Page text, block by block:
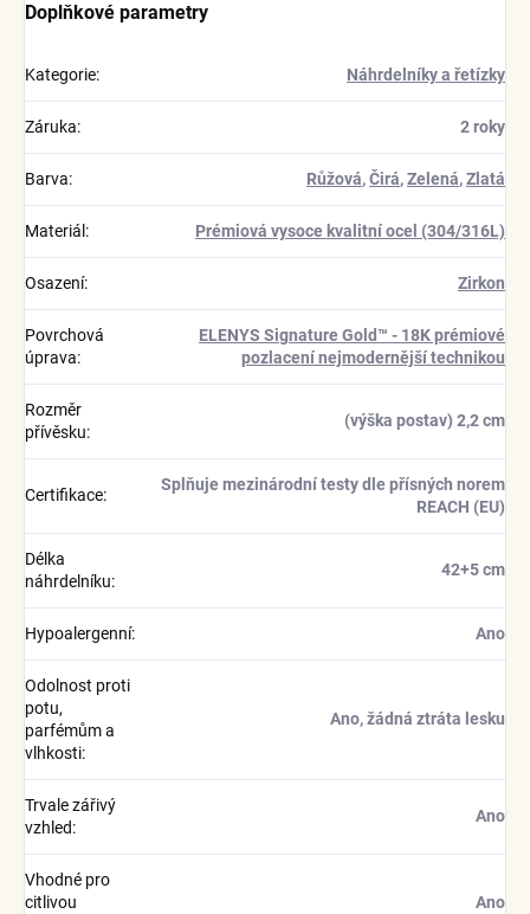
Doplňkové parametry
Kategorie: Náhrdelníky a řetízky
Záruka: 2 roky
Barva: Růžová,Čirá,Zelená,Zlatá
Materiál : Prémiová vysoce kvalitní ocel (304/316L)
Osazení: Zirkon
Povrchová
úprava:
ELENYS Signature Gold™ - 18K prémiové
pozlacení nejmodernější technikou
Rozměr
přívěsku:
(výška postav) 2,2 cm
Certifikace:
Splňuje mezinárodní testy dle přísných norem
REACH (EU)
Délka
náhrdelníku:
42+5 cm
Hypoalergenní: Ano
Odolnost proti
potu,
parfémům a
vlhkosti:
Ano, žádná ztráta lesku
Trvale zářivý
vzhled:
Ano
Vhodné pro
citlivou
Ano